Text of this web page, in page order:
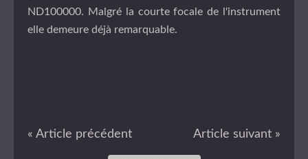
ND100000. Malgré la courte focale de l'instrument
elle demeure déjà remarquable.
« Article précédent Article suivant »